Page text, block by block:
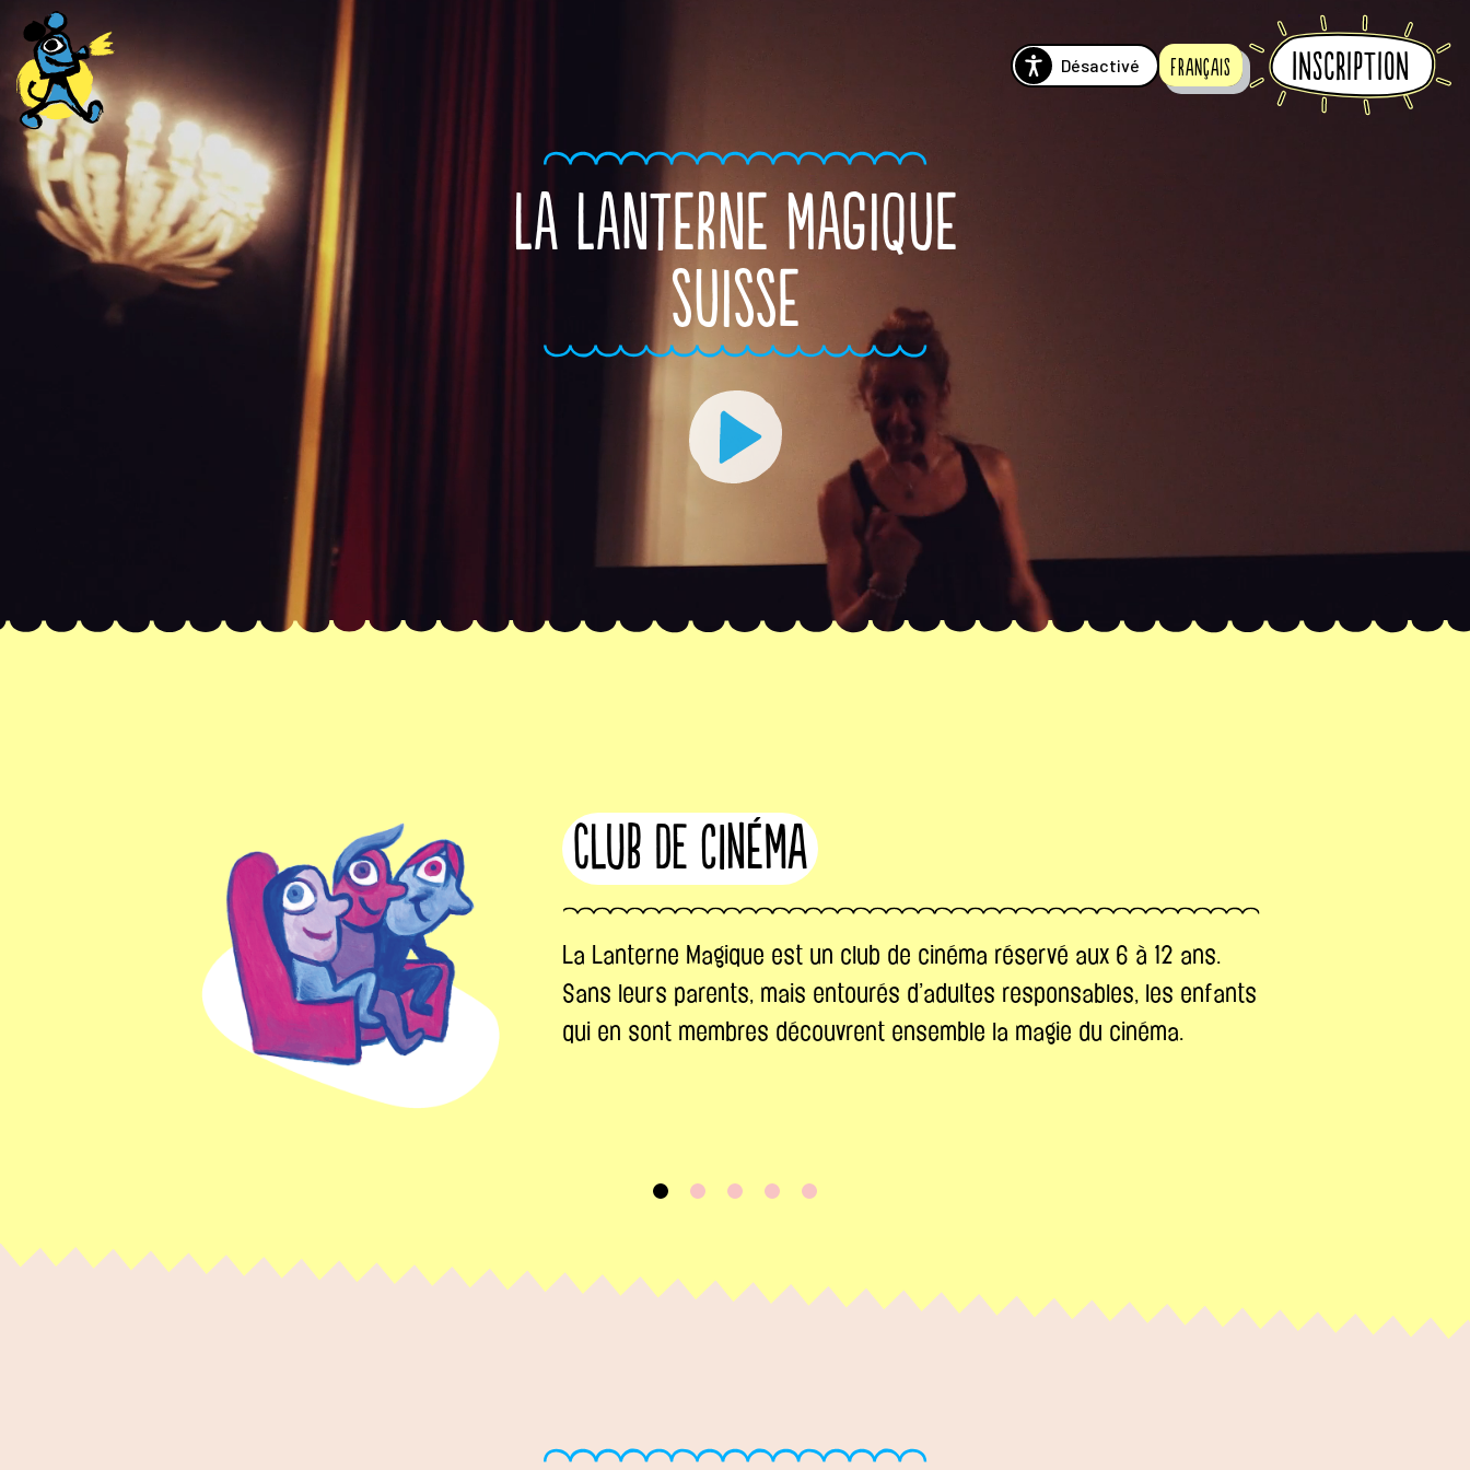
Désactivé Français Inscription
LA LANTERNE MAGIQUE
SUISSE
Club de cinéma
La Lanterne Magique est un club de cinéma réservé aux 6 à 12 ans.
Sans leurs parents, mais entourés d’adultes responsables, les enfants
qui en sont membres découvrent ensemble la magie du cinéma.